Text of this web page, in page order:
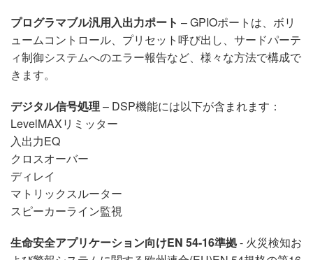
プログラマブル汎用入出力ポート – GPIOポートは、ボリ
ュームコントロール、プリセット呼び出し、サードパーテ
ィ制御システムへのエラー報告など、様々な方法で構成で
きます。
デジタル信号処理 – DSP機能には以下が含まれます：
LevelMAXリミッター
入出力EQ
クロスオーバー
ディレイ
マトリックスルーター
スピーカーライン監視
生命安全アプリケーション向けEN 54-16準拠- 火災検知お